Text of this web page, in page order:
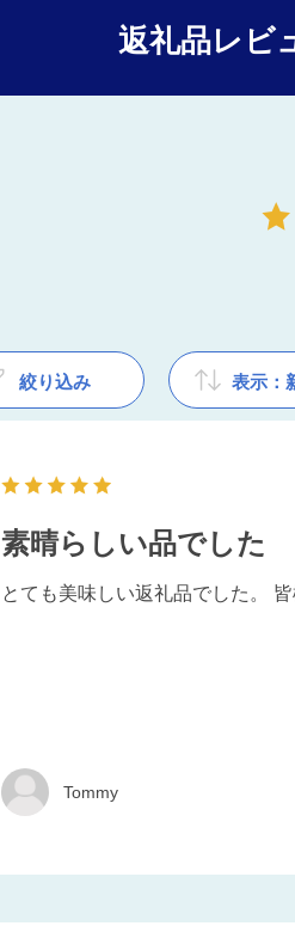
返礼品レビ
絞り込み 表示：
素晴らしい品でした
とても美味しい返礼品でした。
Tommy